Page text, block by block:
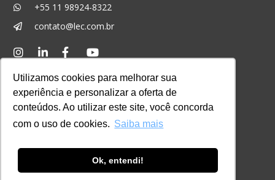
Utilizamos cookies para melhorar sua
experiência e personalizar a oferta de
conteúdos. Ao utilizar este site, você concorda
com o uso de cookies. Saiba mais
Ok, entendi!
+55 11 98924-8322
contato@lec.com.br
Consulte aqui o cadastro da Instituição no
Sistema e-MEC